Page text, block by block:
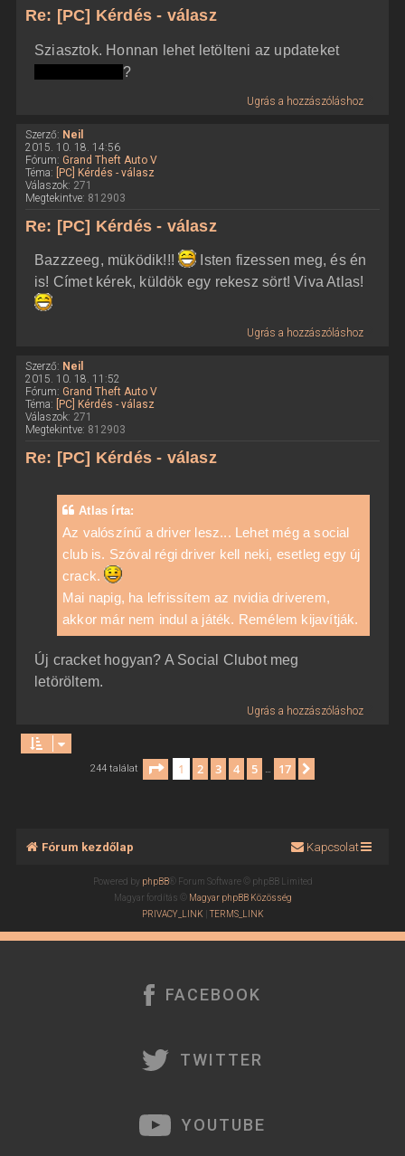
Re: [PC] Kérdés - válasz
Sziasztok. Honnan lehet letölteni az updateket
?
Ugrás a hozzászóláshoz
Szerző: Neil
2015. 10. 18. 14:56
Fórum: Grand Theft Auto V
Téma: [PC] Kérdés - válasz
Válaszok: 271
Megtekintve: 812903
Re: [PC] Kérdés - válasz
Bazzzeeg, müködik!!!
Isten fizessen meg, és én
is! Címet kérek, küldök egy rekesz sört! Viva Atlas!
Ugrás a hozzászóláshoz
Szerző: Neil
2015. 10. 18. 11:52
Fórum: Grand Theft Auto V
Téma:
[PC] Kérdés - válasz
Válaszok: 271
Megtekintve: 812903
Re: [PC] Kérdés - válasz
Atlas írta:
Az valószínű a driver lesz... Lehet még a social
club is. Szóval régi driver kell neki, esetleg egy új
crack.
Mai napig, ha lefrissítem az nvidia driverem,
akkor már nem indul a játék. Remélem kijavítják.
Új cracket hogyan? A Social Clubot meg
letöröltem.
Ugrás a hozzászóláshoz
244 találat Oldal:1 /17
1 2 3 4 5 17
Fórum kezdőlap Kapcsolat
Powered by phpBB® Forum Software © phpBB Limited
Magyar fordítás © Magyar phpBB Közösség
PRIVACY_LINK |TERMS_LINK
FACEBOOK
TWITTER
YOUTUBE